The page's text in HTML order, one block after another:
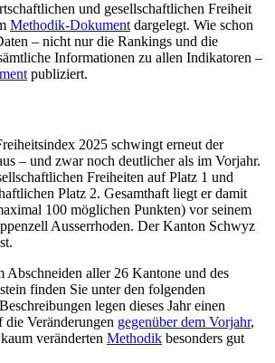
und gesellschaftlichen Freiheit
Methodik-Dokument dargelegt. Wie schon
– nicht nur die Rankings und die
Informationen zu allen Indikatoren –
publiziert.
2025 schwingt erneut der
– und zwar noch deutlicher als im Vorjahr.
Freiheiten auf Platz 1 und
Platz 2. Gesamthaft liegt er damit
100 möglichen Punkten) vor seinem
Ausserrhoden. Der Kanton Schwyz
Abschneiden aller 26 Kantone und des
finden Sie unter den folgenden
legen dieses Jahr einen
die Veränderungen gegenüber dem Vorjahr,
veränderten Methodik besonders gut